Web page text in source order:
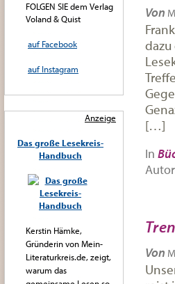
Von
[…]
In
Von
FOLGEN SIE dem Verlag
Voland & Quist
auf Facebook
auf Instagram
Anzeige
Das große Lesekreis-
Handbuch
Kerstin Hämke,
Gründerin von Mein-
Literaturkreis.de, zeigt,
warum das